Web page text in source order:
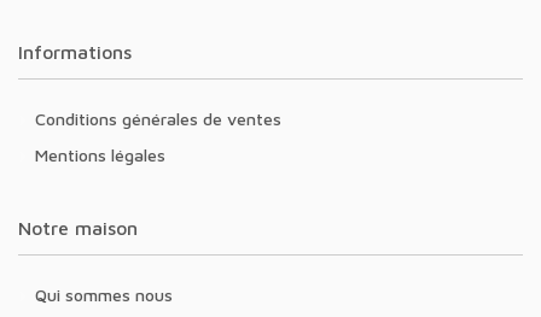
Informations
Conditions générales de ventes
Mentions légales
Notre maison
Qui sommes nous